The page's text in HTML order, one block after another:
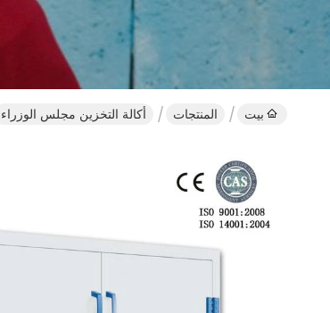
بيت المنتجات أكالة التخزين مجلس الوزراء